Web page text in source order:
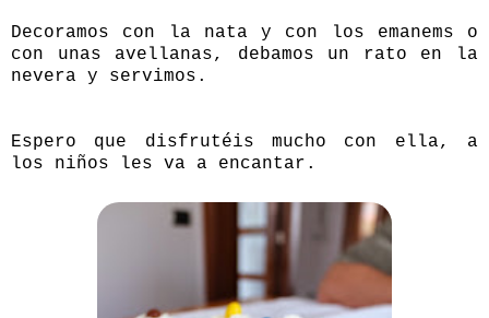
Decoramos con la nata y con los emanems o
con unas avellanas, debamos un rato en la
nevera y servimos.
Espero que disfrutéis mucho con ella, a
los niños les va a encantar.